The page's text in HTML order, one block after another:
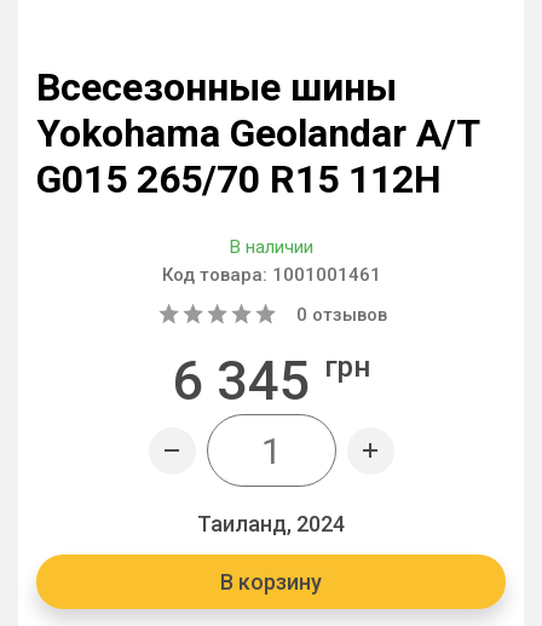
Всесезонные шины
Yokohama Geolandar A/T
G015 265/70 R15 112H
В наличии
Код товара: 1001001461
0 отзывов
6 345 грн
Таиланд, 2024
В корзину